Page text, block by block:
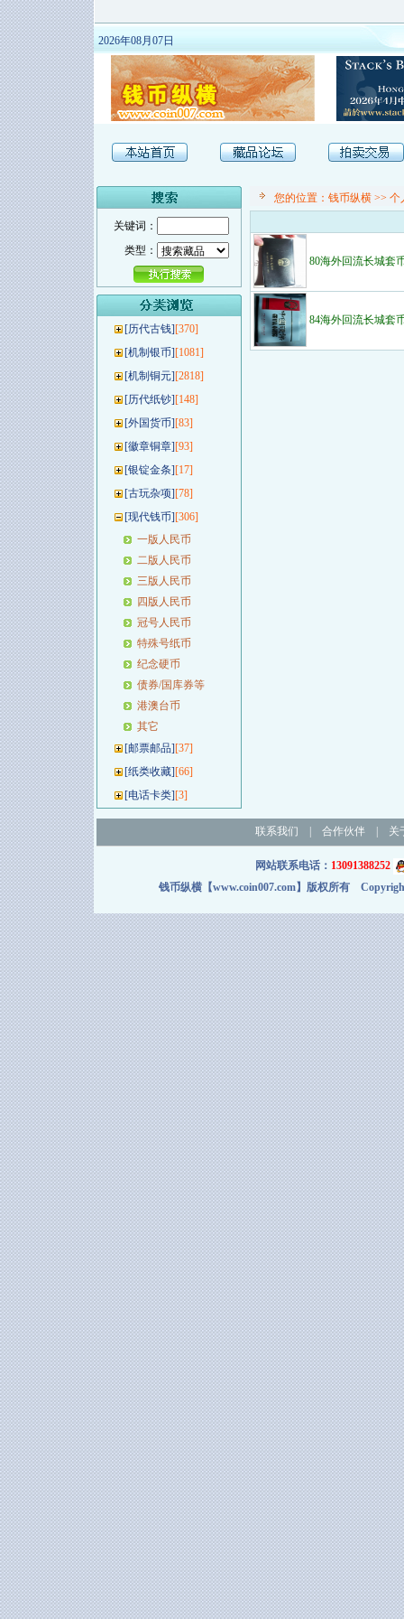
2026年08月07日
关键词：
类型：
[历代古钱][370]
[机制银币][1081]
[机制铜元][2818]
[历代纸钞][148]
[外国货币][83]
[徽章铜章][93]
[银锭金条][17]
[古玩杂项][78]
[现代钱币][306]
一版人民币
二版人民币
三版人民币
四版人民币
冠号人民币
特殊号纸币
纪念硬币
债券/国库券等
港澳台币
其它
[邮票邮品][37]
[纸类收藏][66]
[电话卡类][3]
您的位置： 钱币纵横 >> 个
80海外回流长城套
84海外回流长城套
联系我们 合作伙伴| 关
网站联系电话： 13091388252
钱币纵横【www.coin007.com】版权所有